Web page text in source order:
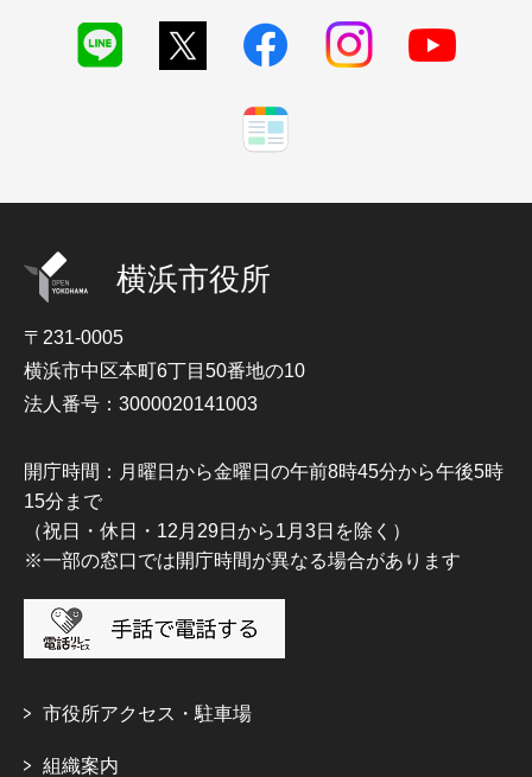
横浜市役所
〒231-0005
横浜市中区本町6丁目50番地の10
法人番号：3000020141003
開庁時間：月曜日から金曜日の午前8時45分から午後5時
15分まで
（祝日・休日・12月29日から1月3日を除く）
※一部の窓口では開庁時間が異なる場合があります
市役所アクセス・駐車場
組織案内